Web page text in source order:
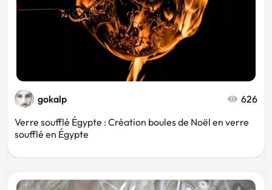
gokalp
626
Verre soufflé Égypte : Création boules de Noël en verre
soufflé en Égypte